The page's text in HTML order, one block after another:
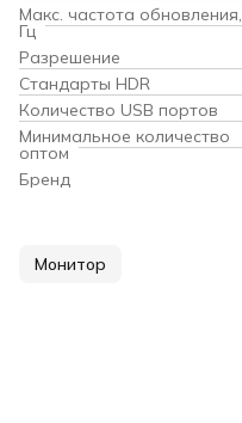
Макс. частота обновления,
Гц
Разрешение
Cтандарты HDR
Количество USB портов
Минимальное количество
оптом
Бренд
Монитор